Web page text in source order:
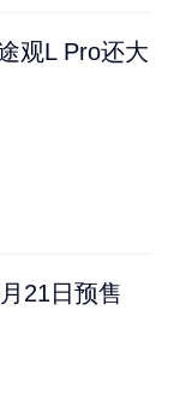
观L Pro还大
21日预售